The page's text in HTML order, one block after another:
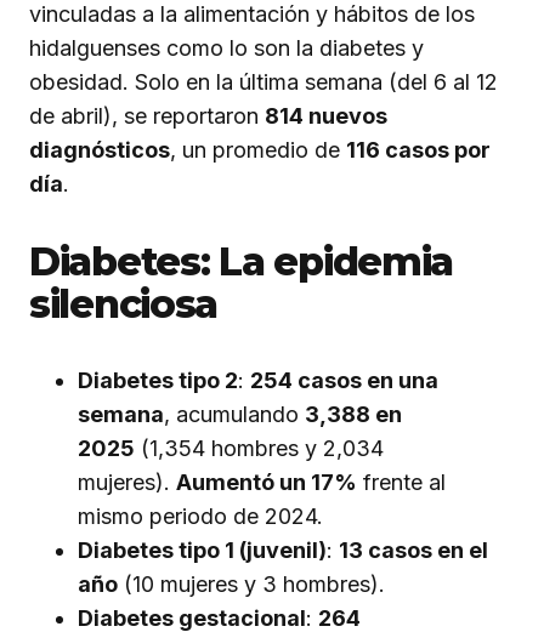
vinculadas a la alimentación y hábitos de los
hidalguenses como lo son la diabetes y
obesidad. Solo en la última semana (del 6 al 12
de abril), se reportaron 814 nuevos
diagnósticos, un promedio de 116 casos por
día.
Diabetes: La epidemia
silenciosa
Diabetes tipo 2: 254 casos en una
semana, acumulando 3,388 en
2025 (1,354 hombres y 2,034
mujeres). Aumentó un 17% frente al
mismo periodo de 2024.
Diabetes tipo 1 (juvenil): 13 casos en el
año (10 mujeres y 3 hombres).
Diabetes gestacional: 264